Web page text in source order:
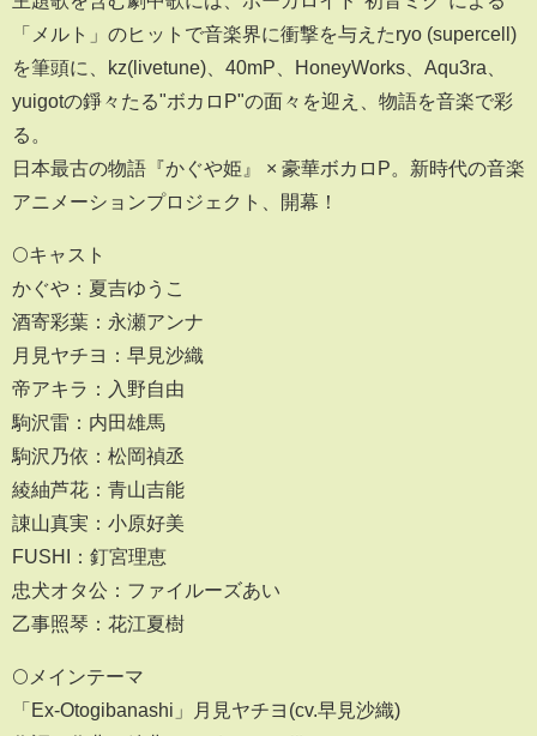
「メルト」のヒットで音楽界に衝撃を与えたryo (supercell)
を筆頭に、kz(livetune)、40mP、HoneyWorks、Aqu3ra、
yuigotの錚々たる"ボカロP"の面々を迎え、物語を音楽で彩
る。
日本最古の物語『かぐや姫』 × 豪華ボカロP。新時代の音楽
アニメーションプロジェクト、開幕！
🌕キャスト
かぐや：夏吉ゆうこ
酒寄彩葉：永瀬アンナ
月見ヤチヨ：早見沙織
帝アキラ：入野自由
駒沢雷：内田雄馬
駒沢乃依：松岡禎丞
綾紬芦花：青山吉能
諌山真実：小原好美
FUSHI：釘宮理恵
忠犬オタ公：ファイルーズあい
乙事照琴：花江夏樹
🌕メインテーマ
「Ex-Otogibanashi」月見ヤチヨ(cv.早見沙織)